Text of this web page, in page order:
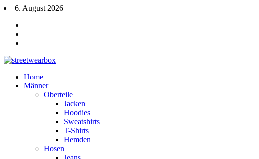
6. August 2026
Home
Männer
Oberteile
Jacken
Hoodies
Sweatshirts
T-Shirts
Hemden
Hosen
Jeans